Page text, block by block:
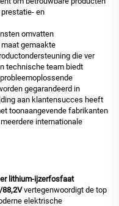
en
omvatten
gemaakte
die ver
technische team biedt
gegarandeerd in
aan klantensucces heeft
toonaangevende fabrikanten
internationale
lithium-ijzerfosfaat
88,2Vvertegenwoordigt de top
elektrische